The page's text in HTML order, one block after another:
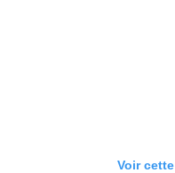
Voir